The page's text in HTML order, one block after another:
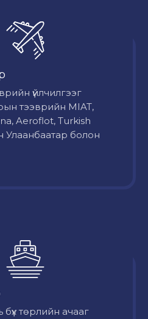
үйлчилгээг
тээврийн MIAT,
Aeroflot, Turkish
Улаанбаатар болон
төрлийн ачааг